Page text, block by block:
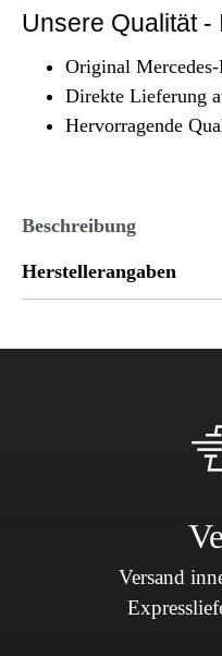
Unsere Qualität -
Original
Direkte Lieferung
Hervorragende
Beschreibung
Herstellerangaben
Versand